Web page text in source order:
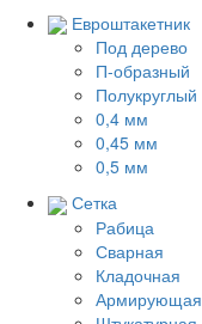
Евроштакетник
Под дерево
П-образный
Полукруглый
0,4 мм
0,45 мм
0,5 мм
Сетка
Рабица
Сварная
Кладочная
Армирующая